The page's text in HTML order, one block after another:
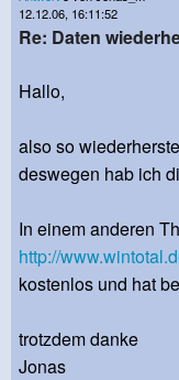
12.12.06, 16:11:52
Re: Daten
Hallo,
also so
deswegen hab ich
In einem anderen
http://
kostenlos und hat
trotzdem danke
Jonas